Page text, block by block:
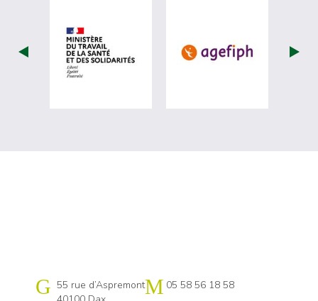
visiter les site de Ministère du travail
visiter les
Cap emploi 40-64 Pays basque
55 rue d’Aspremont
05 58 56 18 58